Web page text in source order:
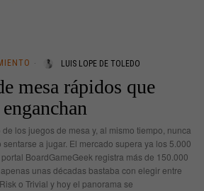
LUIS LOPE DE TOLEDO
mesa rápidos que
enganchan
los juegos de mesa y, al mismo tiempo, nunca
a jugar. El mercado supera ya los 5.000
BoardGameGeek registra más de 150.000
unas décadas bastaba con elegir entre
o Trivial y hoy el panorama se